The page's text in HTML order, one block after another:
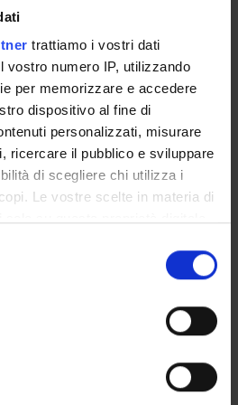
trattiamo i vostri dati
vostro numero IP, utilizzando
per memorizzare e accedere
dispositivo al fine di
personalizzati, misurare
ricercare il pubblico e sviluppare
di scegliere chi utilizza i
Le vostre scelte in materia di
consenso in qualsiasi
sui cookie o facendo clic
sulla tua posizione
di qualche
DAL PROGETTO